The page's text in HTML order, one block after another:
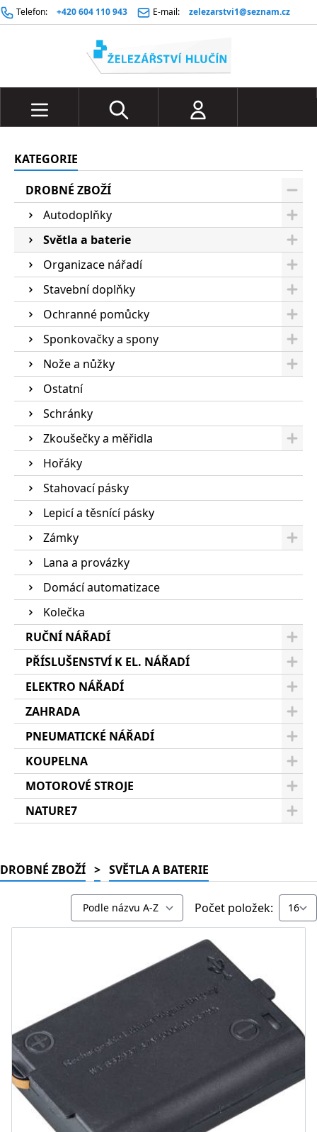
Telefon: +420 604 110 943 E-mail: zelezarstvi1@seznam.cz
KATEGORIE
DROBNÉ ZBOŽÍ
Autodoplňky
Světla a baterie
Organizace nářadí
Stavební doplňky
Ochranné pomůcky
Sponkovačky a spony
Nože a nůžky
Ostatní
Schránky
Zkoušečky a měřidla
Hořáky
Stahovací pásky
Lepicí a těsnící pásky
Zámky
Lana a provázky
Domácí automatizace
Kolečka
RUČNÍ NÁŘADÍ
PŘÍSLUŠENSTVÍ K EL. NÁŘADÍ
ELEKTRO NÁŘADÍ
ZAHRADA
PNEUMATICKÉ NÁŘADÍ
KOUPELNA
MOTOROVÉ STROJE
NATURE7
DROBNÉ ZBOŽÍ > SVĚTLA A BATERIE
Počet položek: